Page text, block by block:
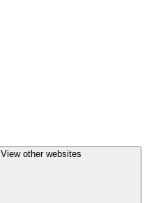
View other websites